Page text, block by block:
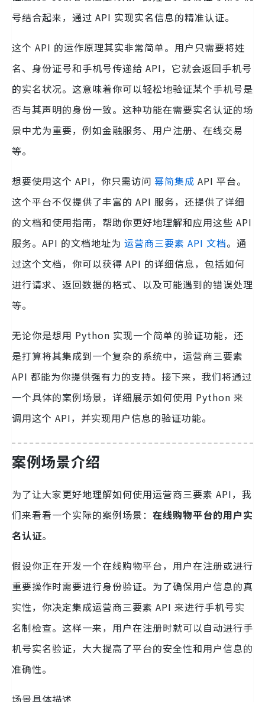
号结合起来，通过 API 实现实名信息的精准认证。
这个 API 的运作原理其实非常简单。用户只需要将姓
名、身份证号和手机号传递给 API，它就会返回手机号
的实名状况。这意味着你可以轻松地验证某个手机号是
否与其声明的身份一致。这种功能在需要实名认证的场
景中尤为重要，例如金融服务、用户注册、在线交易
等。
想要使用这个 API，你只需访问 幂简集成 API 平台。
这个平台不仅提供了丰富的 API 服务，还提供了详细
的文档和使用指南，帮助你更好地理解和应用这些 API
服务。API 的文档地址为 运营商三要素 API 文档。通
过这个文档，你可以获得 API 的详细信息，包括如何
进行请求、返回数据的格式、以及可能遇到的错误处理
等。
无论你是想用 Python 实现一个简单的验证功能，还
是打算将其集成到一个复杂的系统中，运营商三要素
API 都能为你提供强有力的支持。接下来，我们将通过
一个具体的案例场景，详细展示如何使用 Python 来
调用这个 API，并实现用户信息的验证功能。
案例场景介绍
为了让大家更好地理解如何使用运营商三要素 API，我
们来看看一个实际的案例场景： 在线购物平台的用户实
名认证。
假设你正在开发一个在线购物平台，用户在注册或进行
重要操作时需要进行身份验证。为了确保用户信息的真
实性，你决定集成运营商三要素 API 来进行手机号实
名制检查。这样一来，用户在注册时就可以自动进行手
机号实名验证，大大提高了平台的安全性和用户信息的
准确性。